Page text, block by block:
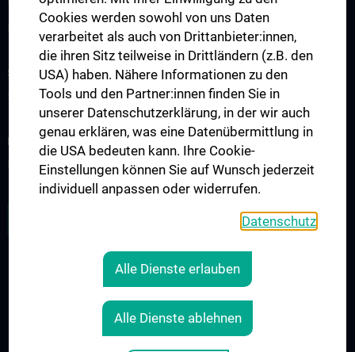
STUDIUM, AUS- UND WEITERBILDUNG
Studium und Lehre
FORSCHUNG
Forschungsbereiche
COOKIE-EINSTELLUNGEN
Cookies werden sowohl von uns Daten
verarbeitet als auch von Drittanbieter:innen,
die ihren Sitz teilweise in Drittländern (z.B. den
USA) haben. Nähere Informationen zu den
Tools und den Partner:innen finden Sie in
unserer Datenschutzerklärung, in der wir auch
genau erklären, was eine Datenübermittlung in
die USA bedeuten kann. Ihre Cookie-
Einstellungen können Sie auf Wunsch jederzeit
individuell anpassen oder widerrufen.
Datenschutz
Alle Dienste erlauben
Alle Dienste ablehnen